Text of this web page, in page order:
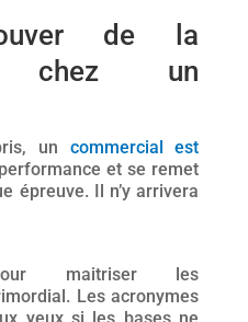
de la
chez un
un commercial est
et se remet
épreuve. Il n’y arrivera
pour maitriser les
Les acronymes